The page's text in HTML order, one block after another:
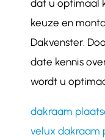
dat u optimaal
keuze en
Dakvenster.
date kennis
wordt u
dakraam
velux dakraam